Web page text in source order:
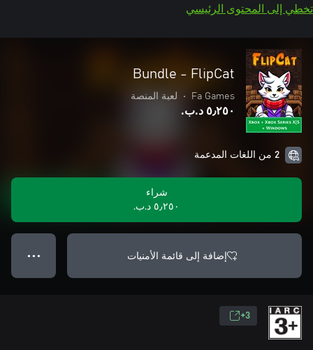
تخطي إلى المحتوى الرئيسي
Bundle - FlipCat
Fa Games
• لعبة المنصة
٥٫٢٥٠ د.ب.‏
2 من اللغات المدعمة
شراء
٥٫٢٥٠ د.ب.‏
إضافة إلى قائمة الأمنيات ● ● ●
3+